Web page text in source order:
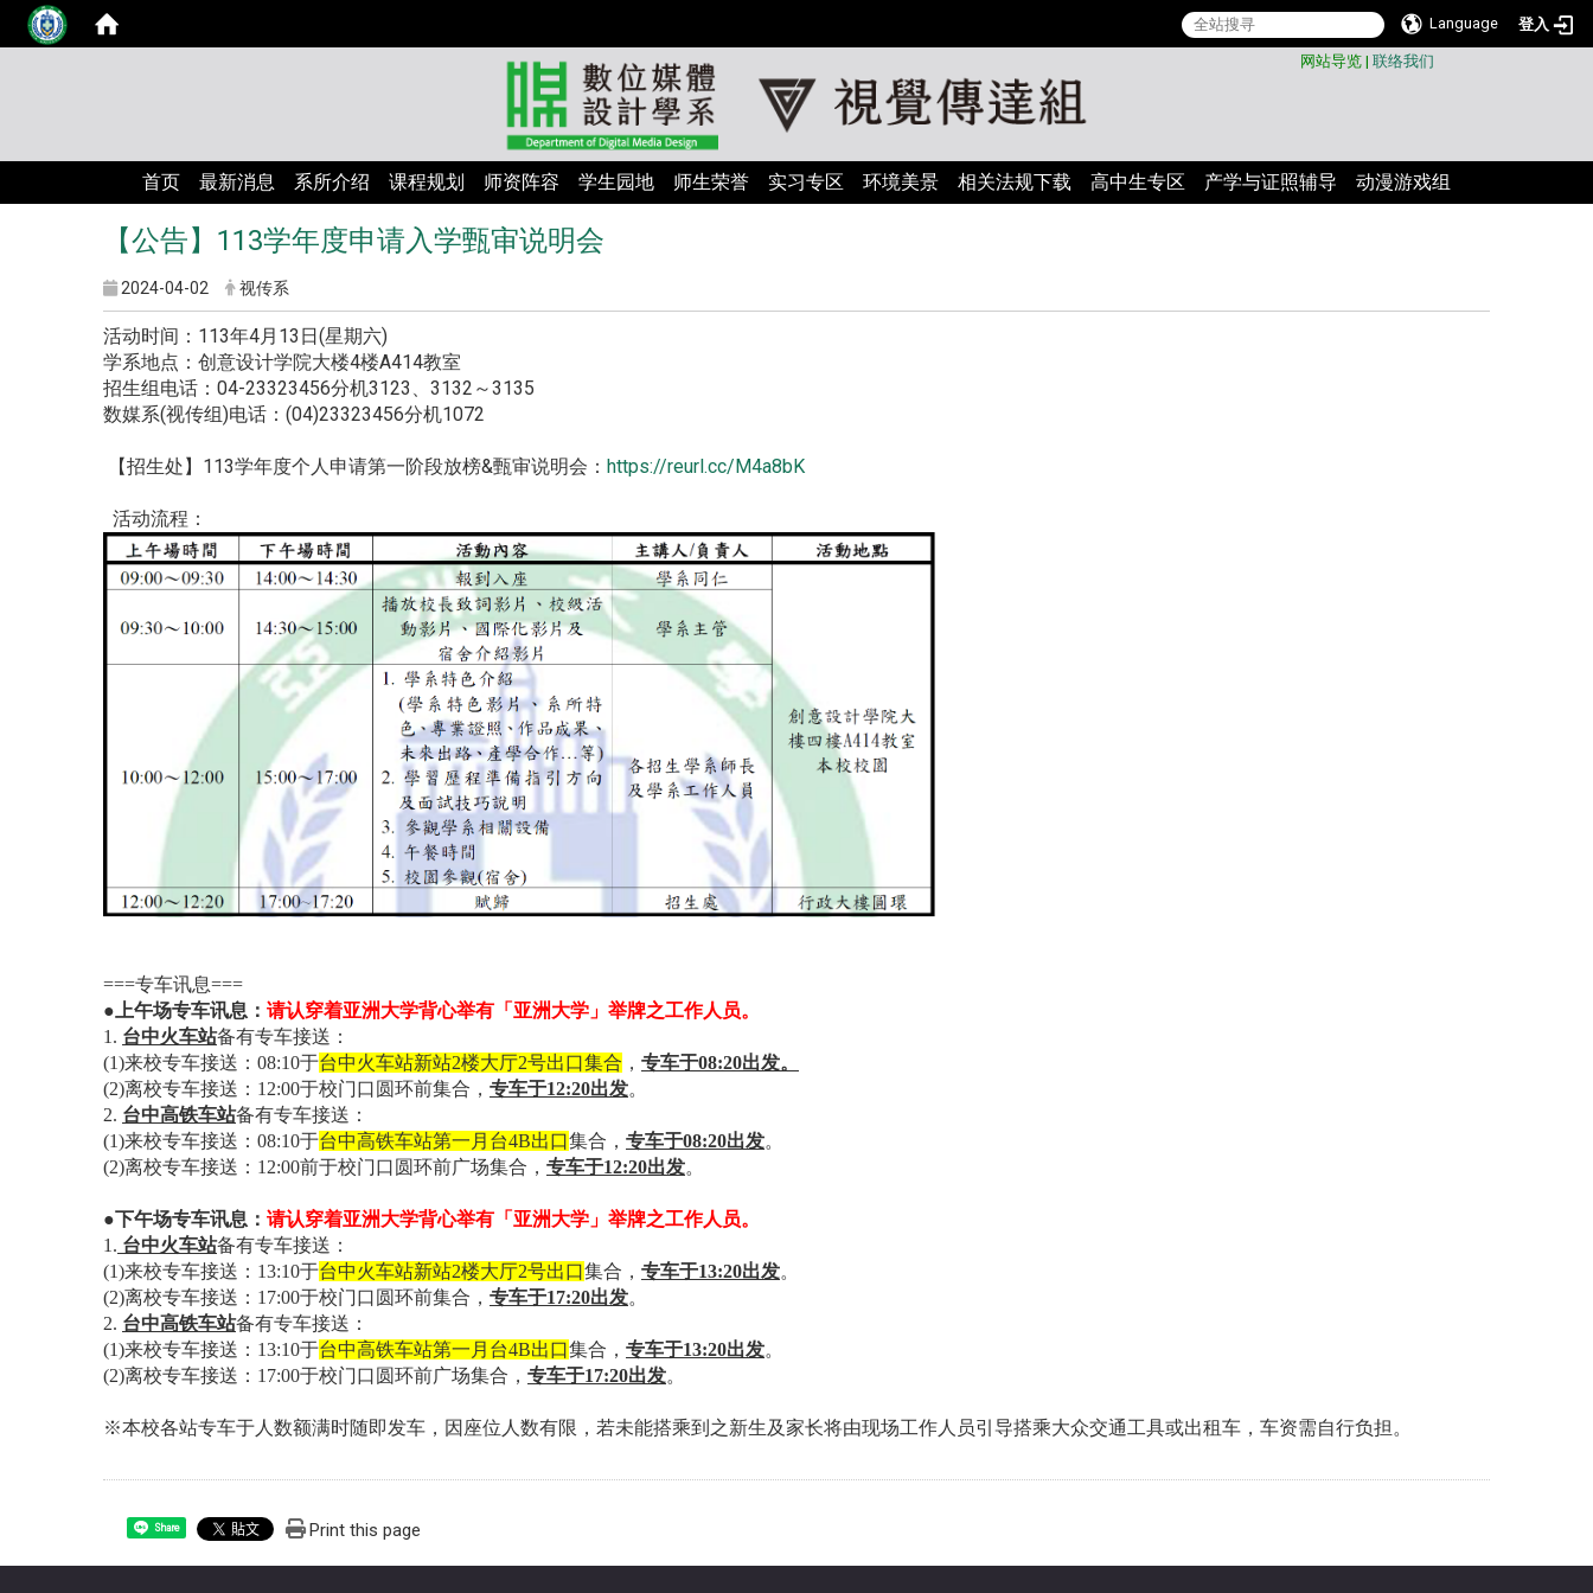
Language
登入
网站导览| 联络我们
首页 最新消息 系所介绍 课程规划 师资阵容 学生园地 师生荣誉 实习专区 环境美景 相关法规下载 高中生专区 产学与证照辅导 动漫游戏组
【公告】113学年度申请入学甄审说明会
2024-04-02 视传系
活动时间：113年4月13日(星期六)
学系地点：创意设计学院大楼4楼A414教室
招生组电话：04-23323456分机3123、3132～3135
数媒系(视传组)电话：(04)23323456分机1072
【招生处】113学年度个人申请第一阶段放榜&甄审说明会： https://reurl.cc/M4a8bK
活动流程：
===专车讯息===
●上午场专车讯息： 请认穿着亚洲大学背心举有「亚洲大学」举牌之工作人员。
1. 台中火车站备有专车接送：
(1)来校专车接送：08:10于台中火车站新站2楼大厅2号出口集合 ， 专车于08:20出发。
(2)离校专车接送：12:00于校门口圆环前集合， 专车于12:20出发。
2. 台中高铁车站备有专车接送：
(1)来校专车接送：08:10于台中高铁车站第一月台4B出口集合， 专车于08:20出发。
(2)离校专车接送：12:00前于校门口圆环前广场集合， 专车于12:20出发。
●下午场专车讯息： 请认穿着亚洲大学背心举有「亚洲大学」举牌之工作人员。
1. 台中火车站备有专车接送：
(1)来校专车接送：13:10于台中火车站新站2楼大厅2号出口集合， 专车于13:20出发。
(2)离校专车接送：17:00于校门口圆环前集合， 专车于17:20出发。
2. 台中高铁车站备有专车接送：
(1)来校专车接送：13:10于台中高铁车站第一月台4B出口集合， 专车于13:20出发。
(2)离校专车接送：17:00于校门口圆环前广场集合， 专车于17:20出发。
※本校各站专车于人数额满时随即发车，因座位人数有限，若未能搭乘到之新生及家长将由现场工作人员引导搭乘大众交通工具或出租车，车资需自行负担。
Share Print this page